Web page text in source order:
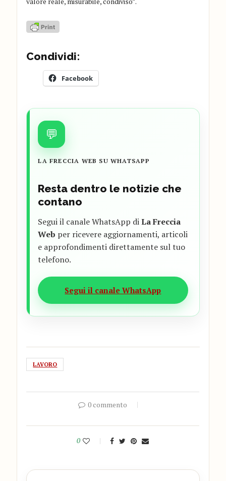
Condividi:
Facebook
💬
LA FRECCIA WEB SU WHATSAPP
Resta dentro le notizie che
contano
Segui il canale WhatsApp diLa Freccia
Web per ricevere aggiornamenti, articoli
e approfondimenti direttamente sul tuo
telefono.
Segui il canale WhatsApp
LAVORO
0 commento
0